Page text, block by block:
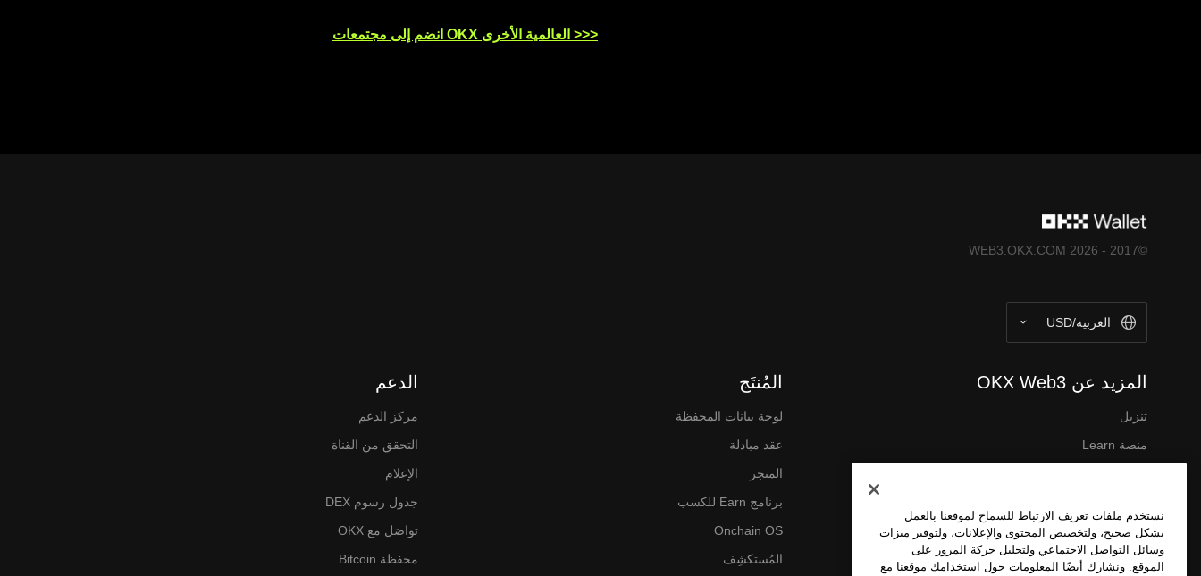
انضم إلى مجتمعات OKX العالمية الأخرى >>>
©2017 - 2026 WEB3.OKX.COM
العربية/USD
المزيد عن OKX Web3
تنزيل
منصة Learn
تواصل معنا
شروط الخدمة
المُنتَج
لوحة بيانات المحفظة
عقد مبادلة
المتجر
برنامج Earn للكسب
Onchain OS
المُستكشِف
الدعم
مركز الدعم
التحقق من القناة
الإعلام
جدول رسوم DEX
تواصَل مع OKX
محفظة Bitcoin
نستخدم ملفات تعريف الارتباط للسماح لموقعنا بالعمل
بشكل صحيح، ولتخصيص المحتوى والإعلانات، ولتوفير ميزات
وسائل التواصل الاجتماعي ولتحليل حركة المرور على
الموقع. ونشارك أيضًا المعلومات حول استخدامك موقعنا مع